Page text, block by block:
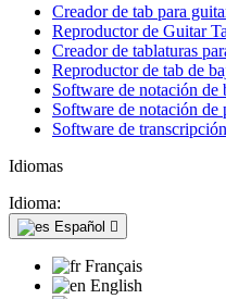
Creador de tab para
Reproductor de Guitar
Creador de tablaturas
Reproductor de tab de
Software de notación de
Software de notación de
Software de
Idiomas
Idioma:
Español 
Français
English